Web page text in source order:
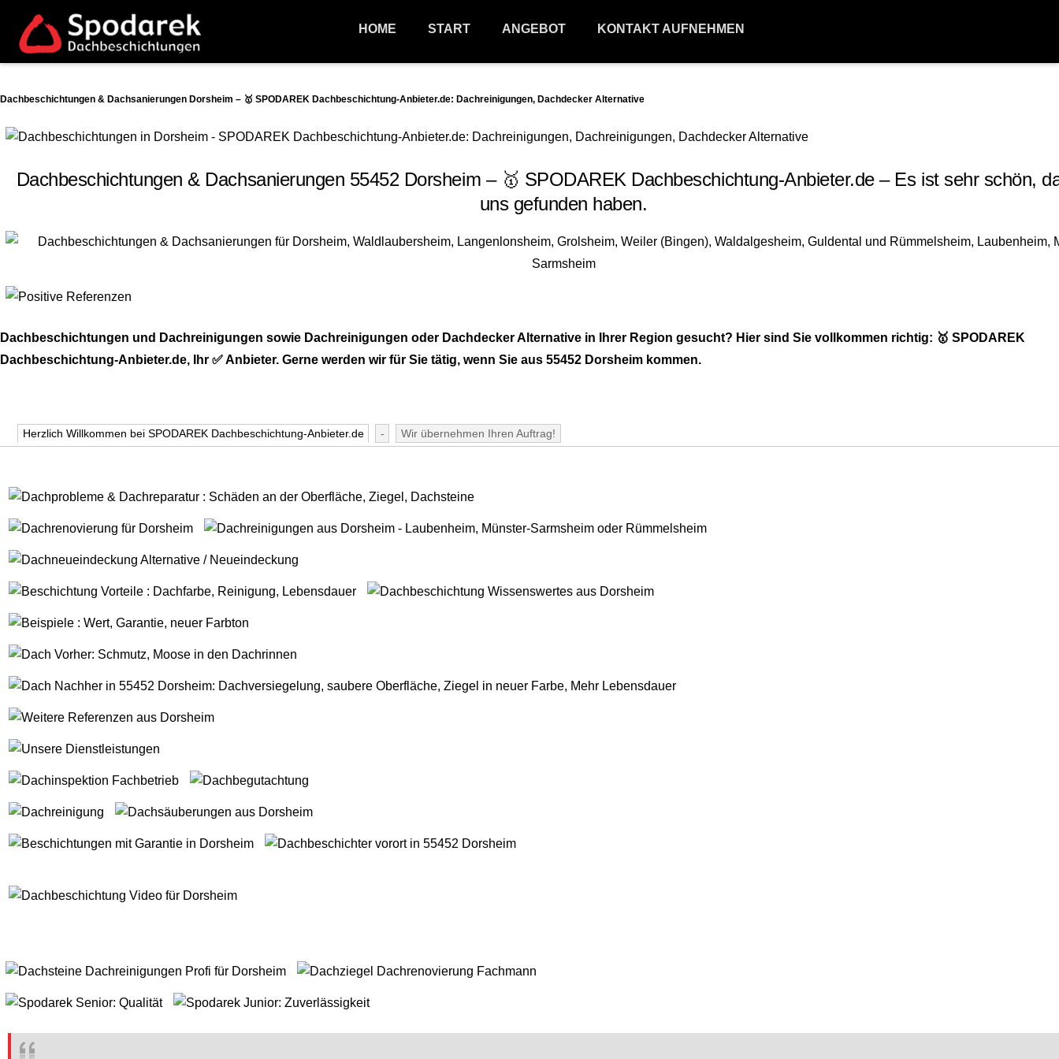
HOME START ANGEBOT KONTAKT AUFNEHMEN
Dachbeschichtungen & Dachsanierungen Dorsheim – 🥇 SPODAREK Dachbeschichtung-Anbieter.de: Dachreinigungen, Dachdecker Alternative
Dachbeschichtungen & Dachsanierungen 55452 Dorsheim – 🥇 SPODAREK Dachbeschichtung-Anbieter.de – Es ist sehr schön,
uns gefunden haben.
Dachbeschichtungen und Dachreinigungen sowie Dachreinigungen oder Dachdecker Alternative in Ihrer Region gesucht? Hier sind Sie vollkommen richtig: 🥇 SPODAREK
Dachbeschichtung-Anbieter.de, Ihr ✅ Anbieter. Gerne werden wir für Sie tätig, wenn Sie aus 55452 Dorsheim kommen.
Herzlich Willkommen bei SPODAREK Dachbeschichtung-Anbieter.de - Wir übernehmen Ihren Auftrag!